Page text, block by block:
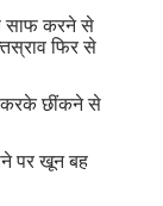
साफ करने से
फिर से
करके छींकने से
पर खून बह